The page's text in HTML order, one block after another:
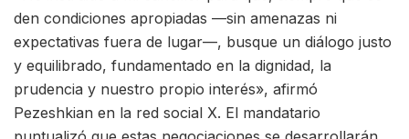
den condiciones apropiadas —sin amenazas ni
expectativas fuera de lugar—, busque un diálogo justo
y equilibrado, fundamentado en la dignidad, la
prudencia y nuestro propio interés», afirmó
Pezeshkian en la red social X. El mandatario